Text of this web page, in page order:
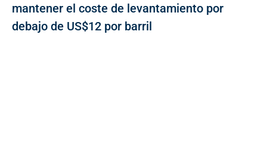
mantener el coste de levantamiento por
debajo de US$12 por barril